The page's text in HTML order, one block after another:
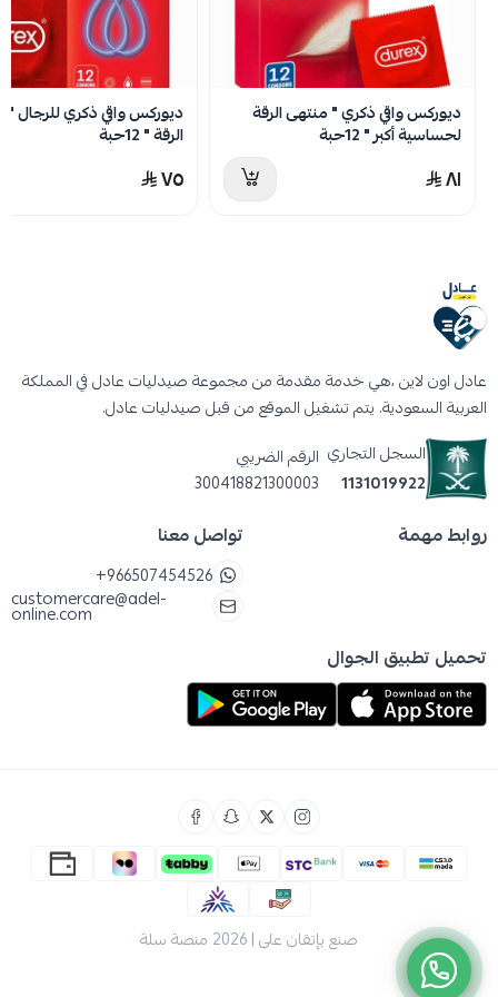
مشحم خصيصاً لتحقيق أقصى درجات المتعة.
مصنوع من اللاتكس عالي الجودة.
رائحة منخفضة من اللاتكس.
الترا واقي ذكري فراوله : برائحه الفراولة الطبيعية.
تعليمات استخدام واقي ذكري فراوله الترا
وضع الواقي وإنزاله: بسلاسة حتى يغطي كامل
القضيب.
بعد الانتهاء: اربط الواقي وتخلص منه بعيداً.
ديوركس واقي ذكري " منتهى الرقة
لحساسية أكبر " 12حبة
٨١
ديوركس واقي ذكري للرجال "
الرقة " 12حبة
٧٥
عادل اون لاين ،هي خدمة مقدمة من مجموعة صيدليات عادل في المملكة
العربية السعودية. يتم تشغيل الموقع من قبل صيدليات عادل.
السجل التجاري
1131019922
الرقم الضريبي
300418821300003
روابط مهمة تواصل معنا
+966507454526
customercare@adel-
online.com
تحميل تطبيق الجوال
صنع بإتقان على | 2026 منصة سلة